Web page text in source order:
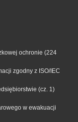
ochronie (224
zgodny z ISO/IEC
(cz. 1)
w ewakuacji